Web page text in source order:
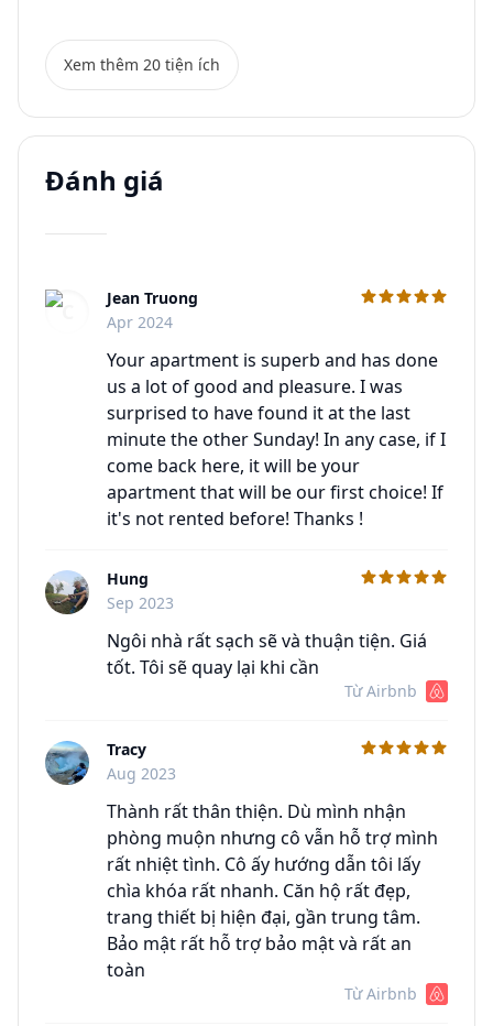
Xem thêm 20 tiện ích
Đánh giá
C
Jean Truong
Apr 2024
Your apartment is superb and has done
us a lot of good and pleasure. I was
surprised to have found it at the last
minute the other Sunday! In any case, if I
come back here, it will be your
apartment that will be our first choice! If
it's not rented before! Thanks !
C
Hung
Sep 2023
Ngôi nhà rất sạch sẽ và thuận tiện. Giá
tốt. Tôi sẽ quay lại khi cần
Từ Airbnb
C
Tracy
Aug 2023
Thành rất thân thiện. Dù mình nhận
phòng muộn nhưng cô vẫn hỗ trợ mình
rất nhiệt tình. Cô ấy hướng dẫn tôi lấy
chìa khóa rất nhanh. Căn hộ rất đẹp,
trang thiết bị hiện đại, gần trung tâm.
Bảo mật rất hỗ trợ bảo mật và rất an
toàn
Từ Airbnb